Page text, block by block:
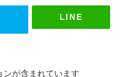
LINE
ンが含まれています